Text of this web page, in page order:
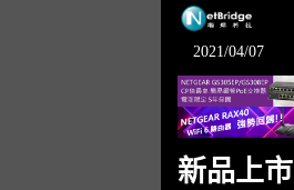
2021/04/07
新品上市